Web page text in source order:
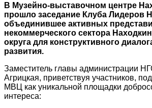
В Музейно-выставочном центре
прошло заседание Клуба Лидеров
объединившее активных
некоммерческого сектора
округа для конструктивного
развития.
Заместитель главы администрации
Агрицкая, приветствуя участников,
МВЦ как уникальной площадки
интереса: